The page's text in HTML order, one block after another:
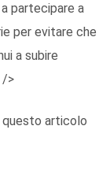
partecipare a
per evitare che
a subire
/>
questo articolo